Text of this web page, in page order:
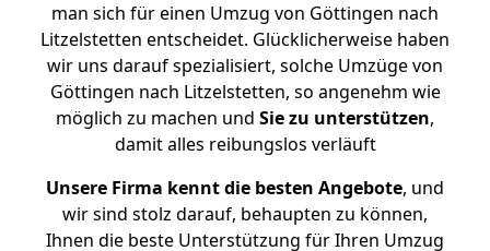
man sich für einen Umzug von Göttingen nach
Litzelstetten entscheidet. Glücklicherweise haben
wir uns darauf spezialisiert, solche Umzüge von
Göttingen nach Litzelstetten, so angenehm wie
möglich zu machen und Sie zu unterstützen,
damit alles reibungslos verläuft
Unsere Firma kennt die besten Angebote, und
wir sind stolz darauf, behaupten zu können,
Ihnen die beste Unterstützung für Ihren Umzug